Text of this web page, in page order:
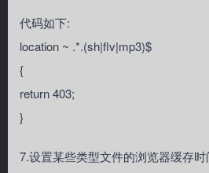
代码如下:
location ~ .*.(sh|flv|mp3)$
{
return 403;
}
7.设置某些类型文件的浏览器缓存时